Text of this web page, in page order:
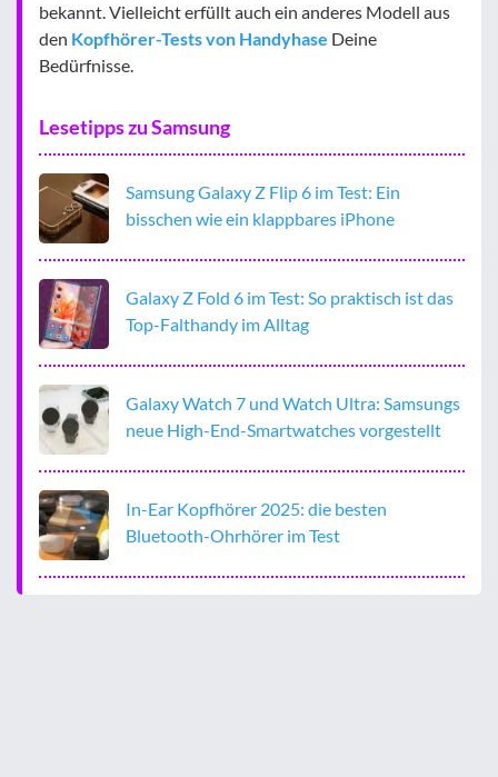
bekannt. Vielleicht erfüllt auch ein anderes Modell aus
den Kopfhörer-Tests von Handyhase Deine
Bedürfnisse.
Lesetipps zu Samsung
Samsung Galaxy Z Flip 6 im Test: Ein
bisschen wie ein klappbares iPhone
Galaxy Z Fold 6 im Test: So praktisch ist das
Top-Falthandy im Alltag
Galaxy Watch 7 und Watch Ultra: Samsungs
neue High-End-Smartwatches vorgestellt
In-Ear Kopfhörer 2025: die besten
Bluetooth-Ohrhörer im Test